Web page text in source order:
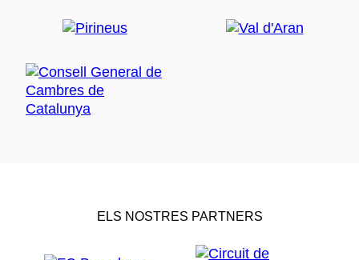
ELS NOSTRES PARTNERS